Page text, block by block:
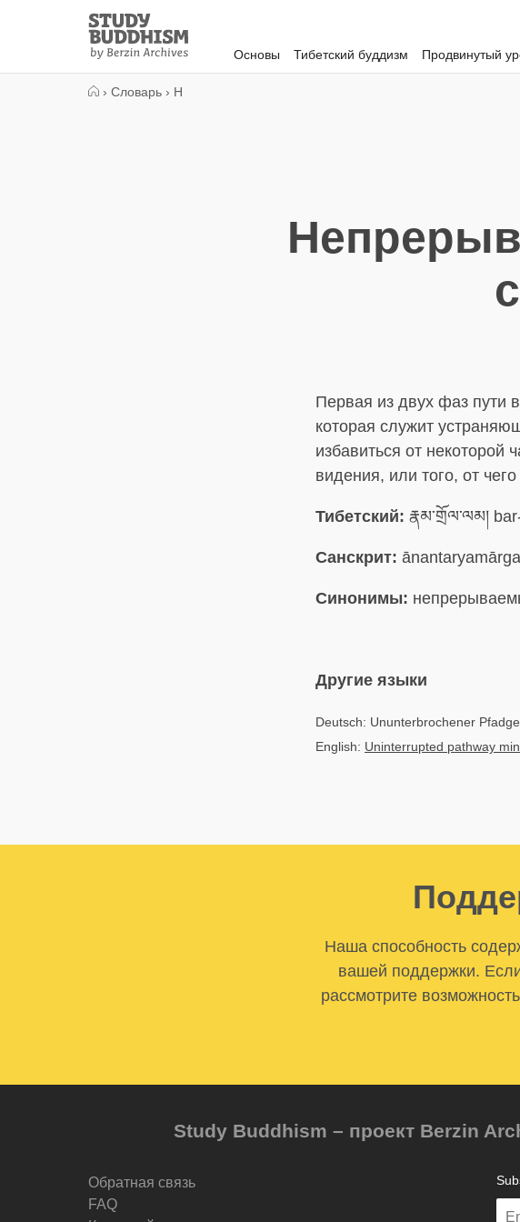
Study
Buddhism
Home
Основы Тибетский буддизм Продвинутый
› Словарь › Н
Первая из двух фаз пути
которая служит
избавиться от некоторой
видения, или того, от
Тибетский: རྣམ་གྲོལ་ལམ།
Санскрит: ānantaryamārga
Синонимы:
Другие языки
Deutsch: Ununterbrochener
English: Uninterrupted pathway
Наша способность
вашей поддержки.
рассмотрите
Study Buddhism – проект Berzin
Обратная связь
FAQ